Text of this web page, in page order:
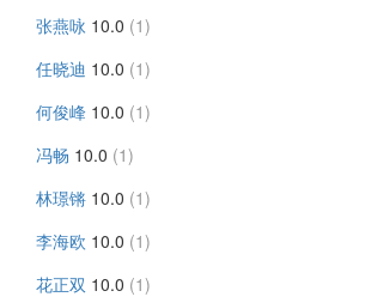
张燕咏 10.0 (1)
任晓迪 10.0 (1)
何俊峰 10.0 (1)
冯畅 10.0 (1)
林璟锵 10.0 (1)
李海欧 10.0 (1)
花正双 10.0 (1)